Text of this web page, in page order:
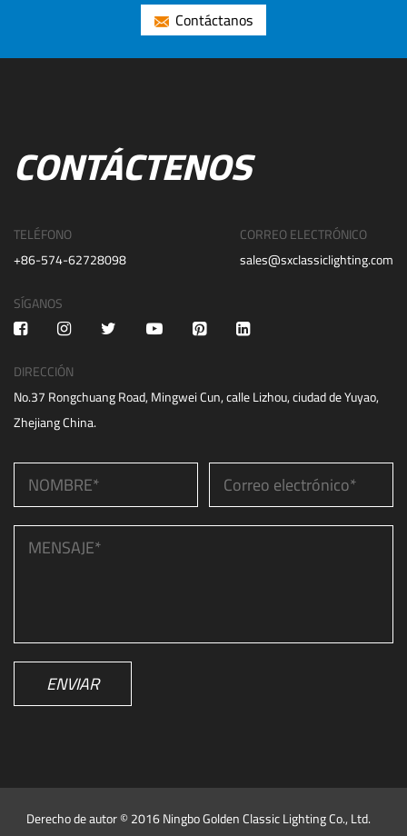
Contáctanos
CONTÁCTENOS
TELÉFONO
+86-574-62728098
CORREO ELECTRÓNICO
sales@sxclassiclighting.com
SÍGANOS
DIRECCIÓN
No.37 Rongchuang Road, Mingwei Cun, calle Lizhou, ciudad de Yuyao,
Zhejiang China.
ENVIAR
Derecho de autor © 2016 Ningbo Golden Classic Lighting Co., Ltd.